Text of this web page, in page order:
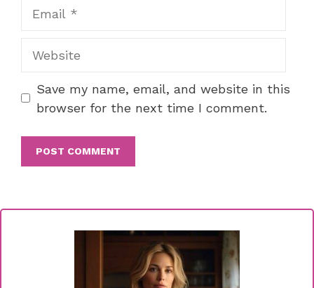
Save my name, email, and website in this
browser for the next time I comment.